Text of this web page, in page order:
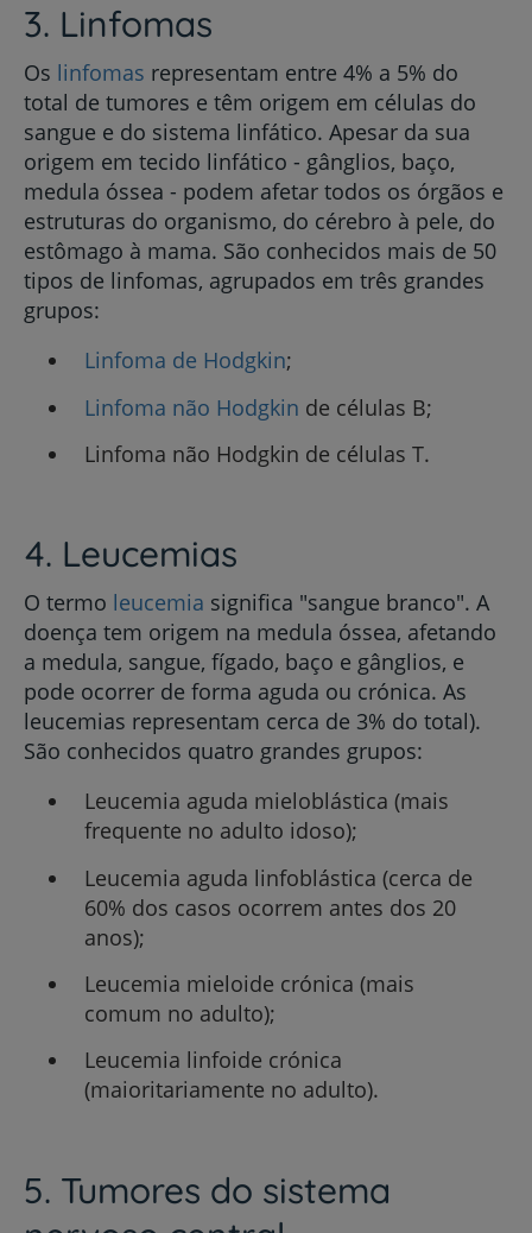
3. Linfomas
Os linfomas representam entre 4% a 5% do
total de tumores e têm origem em células do
sangue e do sistema linfático. Apesar da sua
origem em tecido linfático - gânglios, baço,
medula óssea - podem afetar todos os órgãos e
estruturas do organismo, do cérebro à pele, do
estômago à mama. São conhecidos mais de 50
tipos de linfomas, agrupados em três grandes
grupos:
Linfoma de Hodgkin;
Linfoma não Hodgkin de células B;
Linfoma não Hodgkin de células T.
4. Leucemias
O termo leucemia significa "sangue branco". A
doença tem origem na medula óssea, afetando
a medula, sangue, fígado, baço e gânglios, e
pode ocorrer de forma aguda ou crónica. As
leucemias representam cerca de 3% do total).
São conhecidos quatro grandes grupos:
Leucemia aguda mieloblástica (mais
frequente no adulto idoso);
Leucemia aguda linfoblástica (cerca de
60% dos casos ocorrem antes dos 20
anos);
Leucemia mieloide crónica (mais
comum no adulto);
Leucemia linfoide crónica
(maioritariamente no adulto).
5. Tumores do sistema